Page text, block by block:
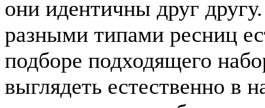
они идентичны друг
разными типами ресниц
подборе подходящего
выглядеть естественно в